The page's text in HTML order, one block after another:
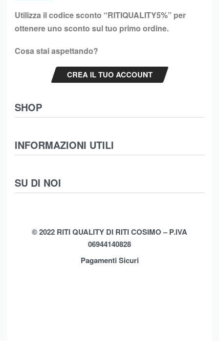
SHOP
Abbigliamento
Intimo
Moda Mare
SU DI NOI
Shop
INFORMAZIONI UTILI
Termini e Condizioni
Spedizioni
Privacy Policy
Utilizza il codice sconto “RITIQUALITY5%” per
ottenere uno sconto sul tuo primo ordine.
Cosa stai aspettando?
CREA IL TUO ACCOUNT
© 2022 RITI QUALITY DI RITI COSIMO – P.IVA
06944140828
Pagamenti Sicuri